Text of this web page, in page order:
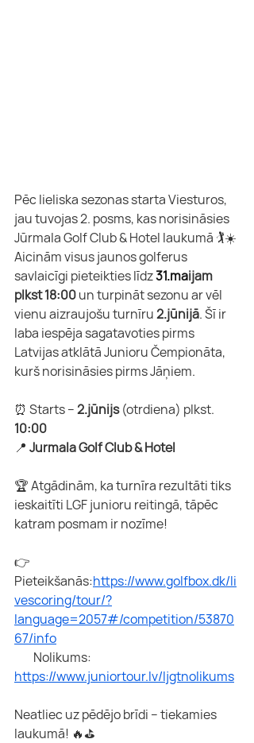
Pēc lieliska sezonas starta Viesturos,
jau tuvojas 2. posms, kas norisināsies
Jūrmala Golf Club & Hotel laukumā 🏌️☀️
Aicinām visus jaunos golferus
savlaicīgi pieteikties līdz31.maijam
plkst 18:00 un turpināt sezonu ar vēl
vienu aizraujošu turnīru 2.jūnijā. Šī ir
laba iespēja sagatavoties pirms
Latvijas atklātā Junioru Čempionāta,
kurš norisināsies pirms Jāņiem.
⏰ Starts – 2.jūnijs (otrdiena) plkst.
10:00
📍 Jurmala Golf Club & Hotel
🏆 Atgādinām, ka turnīra rezultāti tiks
ieskaitīti LGF junioru reitingā, tāpēc
katram posmam ir nozīme!
👉
Pieteikšanās:https://www.golfbox.dk/li
vescoring/tour/?
language=2057#/competition/53870
67/info
        Nolikums:
https://www.juniortour.lv/ljgtnolikums
Neatliec uz pēdējo brīdi – tiekamies
laukumā! 🔥⛳️